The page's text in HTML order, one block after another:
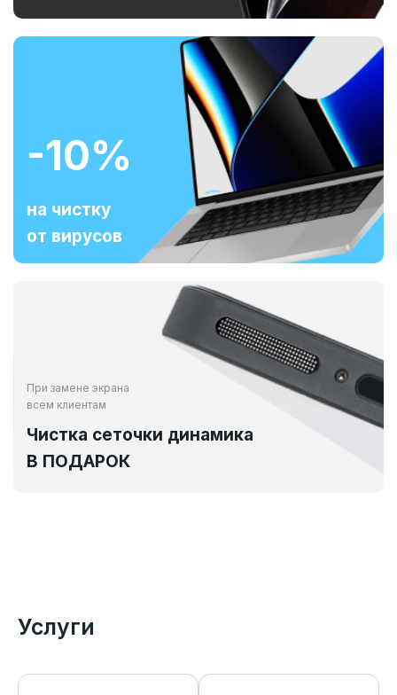
-10%
на чистку
от вирусов
При замене экрана
всем клиентам
Чистка сеточки динамика
В ПОДАРОК
Услуги